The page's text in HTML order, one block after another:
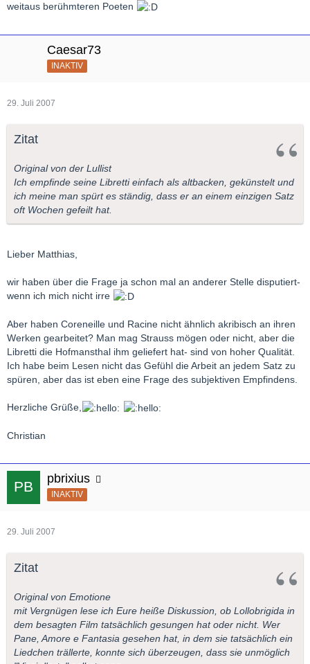
weitaus berühmteren Poeten
Caesar73
INAKTIV
29. Juli 2007
Zitat
Original von der Lullist
Ich empfinde seine Libretti einfach als altbacken, gekünstelt und
ich meine man spürt es ständig, dass er an einem einzigen Satz
oft Wochen gefeilt hat.
Lieber Matthias,
wir haben über die Frage ja schon mal an anderer Stelle disputiert-
wenn ich mich nicht irre
Aber haben Coreneille und Racine nicht ähnlich akribisch an ihren
Werken gearbeitet? Man mag Strauss mögen oder nicht, aber die
Libretti die Hofmansthal ihm geliefert hat- sind von hoher Qualität.
Ich habe beim Lesen nicht das Gefühl die Arbeit an jedem Satz zu
spüren, aber das ist eben eine Frage des subjektiven Empfindens.
Herzliche Grüße,
Christian
pbrixius
INAKTIV
29. Juli 2007
Zitat
Original von Emotione
mit Vergnügen lese ich Eure heiße Diskussion, ob Lollobrigida in
dem besagten Film tatsächlich gesungen hat oder nicht. Wer
Pane, Amore e Fantasia gesehen hat, in dem sie tatsächlich ein
Liedchen trällerte, konnte sich überzeugen, dass sie unmöglich